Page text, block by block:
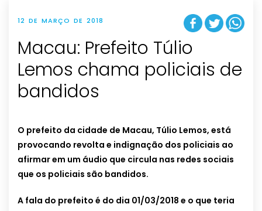
12 DE MARÇO DE 2018
Macau: Prefeito Túlio
Lemos chama policiais de
bandidos
O prefeito da cidade de Macau, Túlio Lemos, está
provocando revolta e indignação dos policiais ao
afirmar em um áudio que circula nas redes sociais
que os policiais são bandidos.
A fala do prefeito é do dia 01/03/2018 e o que teria